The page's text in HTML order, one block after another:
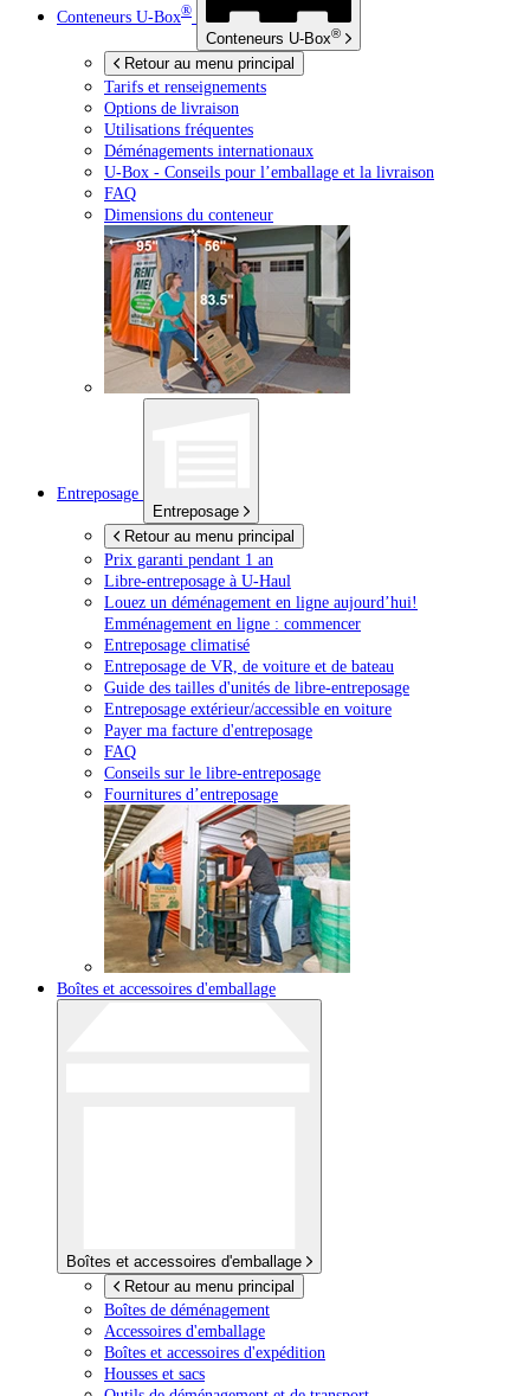
Conteneurs U-Box®
Conteneurs U-Box®
Retour au menu principal
Tarifs et renseignements
Options de livraison
Utilisations fréquentes
Déménagements internationaux
U-Box - Conseils pour l’emballage et la livraison
FAQ
Dimensions du conteneur
Entreposage
Entreposage
Retour au menu principal
Prix garanti pendant 1 an
Libre-entreposage à U-Haul
Louez un déménagement en ligne aujourd’hui!
Emménagement en ligne : commencer
Entreposage climatisé
Entreposage de VR, de voiture et de bateau
Guide des tailles d'unités de libre-entreposage
Entreposage extérieur/accessible en voiture
Payer ma facture d'entreposage
FAQ
Conseils sur le libre-entreposage
Fournitures d’entreposage
Boîtes et accessoires d'emballage
Boîtes et accessoires d'emballage
Retour au menu principal
Boîtes de déménagement
Accessoires d'emballage
Boîtes et accessoires d'expédition
Housses et sacs